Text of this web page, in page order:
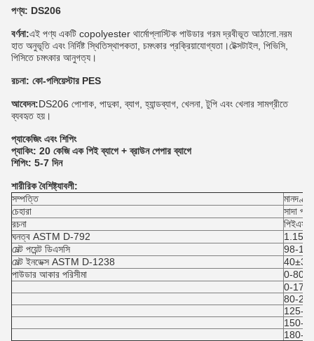
পণ্য: DS206
বর্ণনা:এই পণ্য একটি copolyester থার্মোপ্লাস্টিক পাউডার গরম দ্রবীভূত আঠালো.নরম
হাত অনুভূতি এবং নির্দিষ্ট স্থিতিস্থাপকতা, চমৎকার প্রক্রিয়াযোগ্যতা।টেক্সটাইল, পিভিসি,
পিসিতে চমৎকার আনুগত্য।
রচনা: কো-পলিয়েস্টার PES
আবেদন:DS206 পোশাক, পাদুকা, ব্যাগ, হ্যান্ডব্যাগ, খেলনা, টুপি এবং খেলার সামগ্রীতে
ব্যবহৃত হয়।
প্যাকেজিং এবং শিপিং
প্যাকিং: 20 কেজি এক পিই ব্যাগে + ব্রাউন পেপার ব্যাগে
শিপিং: 5-7 দিন
শারীরিক বৈশিষ্ট্যাবলী:
সম্পত্তি
মানদণ্ড
চেহারা
সাদা
রচনা
পিইএস
ঘনত্ব ASTM D-792
মেল্ট পয়েন্ট ডিএসসি
98-
মেল্ট ইনডেক্স ASTM D-1238
40±3
পাউডার আকার পরিসীমা
0-80
0-170
80-
125-
150-
180-